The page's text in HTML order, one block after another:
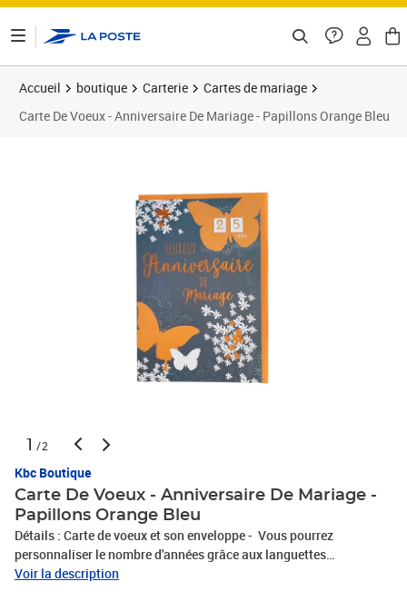
Accueil boutique Carterie
Cartes de mariage
Carte De Voeux - Anniversaire De Mariage - Papillons Orange Bleu
1 /2
Kbc Boutique
Carte De Voeux - Anniversaire De Mariage -
Papillons Orange Bleu
Détails : Carte de voeux et son enveloppe - Vous pourrez
personnaliser le nombre d'années grâce aux languettes
Dimensions carte : 11.5 x 16.5 cm Thème : Anniversaire de
Voir la description